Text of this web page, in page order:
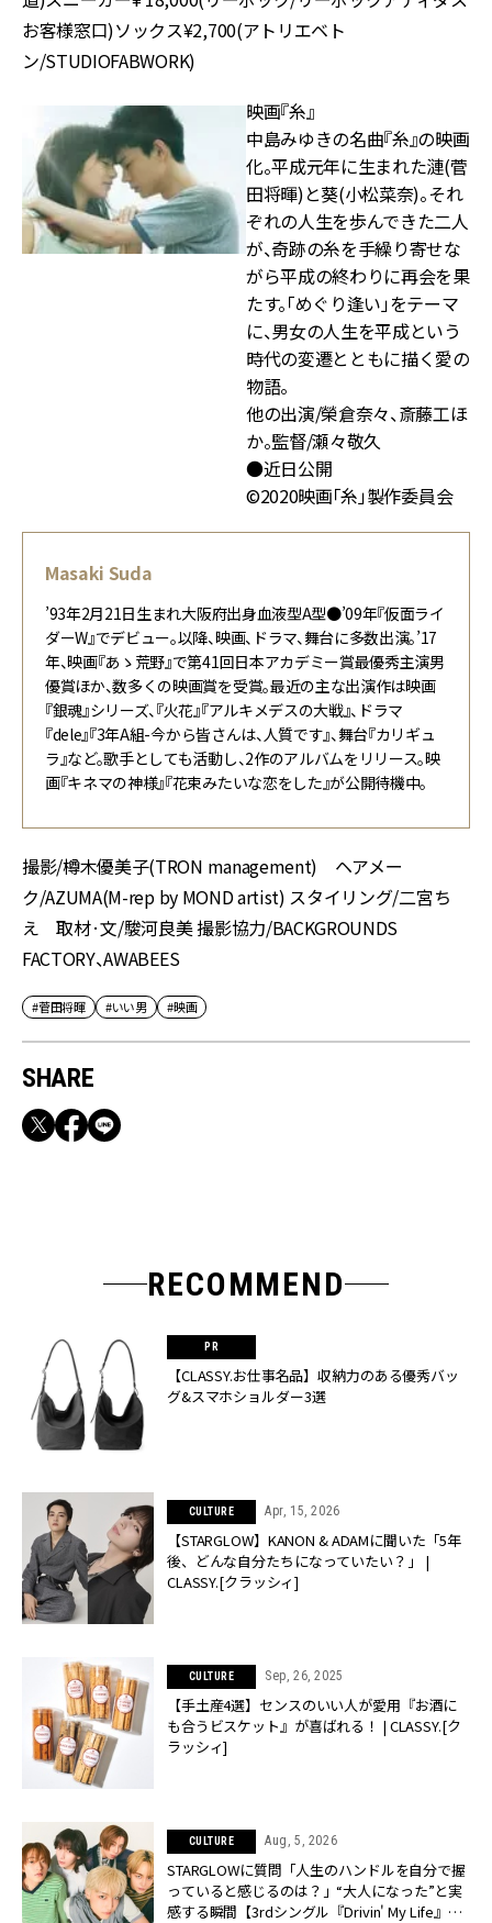
お客様窓口)ソックス¥2,700(アトリエベト
ン/STUDIOFABWORK)
映画『糸』
中島みゆきの名曲『糸』の映画
化。平成元年に生まれた漣(菅
田将暉)と葵(小松菜奈)。それ
ぞれの人生を歩んできた二人
が、奇跡の糸を手繰り寄せな
がら平成の終わりに再会を果
たす。「めぐり逢い」をテーマ
に、男女の人生を平成という
時代の変遷とともに描く愛の
物語。
他の出演/榮倉奈々、斎藤工ほ
か。監督/瀬々敬久
●近日公開
©2020映画「糸」製作委員会
Masaki Suda
’93年2月21日生まれ大阪府出身血液型A型●’09年『仮面ライ
ダーW』でデビュー。以降、映画、ドラマ、舞台に多数出演。’17
年、映画『あゝ荒野』で第41回日本アカデミー賞最優秀主演男
優賞ほか、数多くの映画賞を受賞。最近の主な出演作は映画
『銀魂』シリーズ、『火花』『アルキメデスの大戦』、ドラマ
『dele』『3年A組-今から皆さんは、人質です』、舞台『カリギュ
ラ』など。歌手としても活動し、2作のアルバムをリリース。映
画『キネマの神様』『花束みたいな恋をした』が公開待機中。
撮影/樽木優美子(TRON management) ヘアメー
ク/AZUMA(M-rep by MOND artist) スタイリング/二宮ち
え 取材·文/駿河良美 撮影協力/BACKGROUNDS
FACTORY、AWABEES
#菅田将暉 #いい男 #映画
SHARE
RECOMMEND
【CLASSY.お仕事名品】収納力のある優秀バッ
グ&スマホショルダー3選
CULTURE Apr, 15, 2026
【STARGLOW】KANON & ADAMに聞いた「5年
後、どんな自分たちになっていたい？」 |
CLASSY.[クラッシィ]
CULTURE Sep, 26, 2025
【手土産4選】センスのいい人が愛用『お酒に
も合うビスケット』が喜ばれる！ | CLASSY.[ク
ラッシィ]
CULTURE Aug, 5, 2026
STARGLOWに質問「人生のハンドルを自分で握
っていると感じるのは？」“大️人になった”と実
感する瞬間【3rdシングル『Drivin' My Life』発